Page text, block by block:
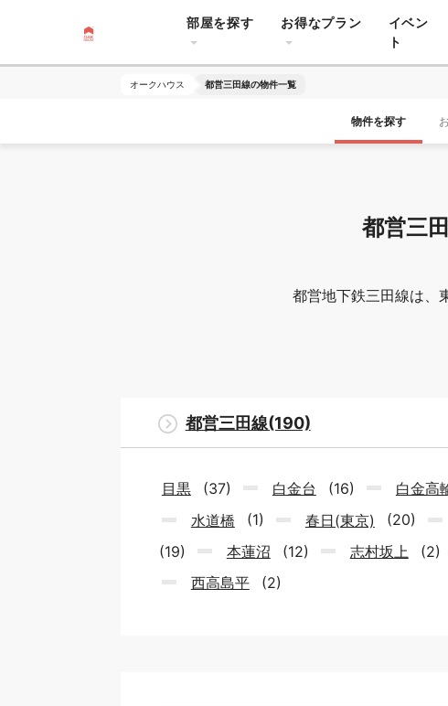
部屋を探す お得なプラン
イベン
ト
オークハウス 都営三田線の物件一覧
物件を探す
都営三
都営地下鉄三田線は、
都営三田線(190)
目黒 (37) 白金台 (16) 白金高
水道橋
(1) 春日(東京) (20)
(19)
本蓮沼 (12) 志村坂上 (2)
西高島平
(2)